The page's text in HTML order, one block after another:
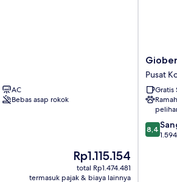
AC
Bebas asap rokok
Harga
sekarang
Rp1.115.154
Rp1.115.154
total Rp1.474.481
termasuk pajak & biaya lainnya
Gioberti
Hotel
Pusat
Kota
Roma
Pusat
Gratis
8.4
dari
8,4